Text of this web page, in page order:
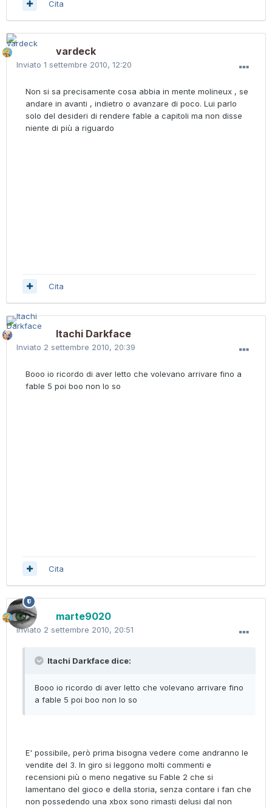
Cita
vardeck
Inviato 1 settembre 2010, 12:20
Non si sa precisamente cosa abbia in mente molineux , se
andare in avanti , indietro o avanzare di poco. Lui parlo
solo del desideri di rendere fable a capitoli ma non disse
niente di più a riguardo
Cita
Itachi Darkface
Inviato 2 settembre 2010, 20:39
Booo io ricordo di aver letto che volevano arrivare fino a
fable 5 poi boo non lo so
Cita
marte9020
Inviato 2 settembre 2010, 20:51
Itachi Darkface dice:
Booo io ricordo di aver letto che volevano arrivare fino
a fable 5 poi boo non lo so
E' possibile, però prima bisogna vedere come andranno le
vendite del 3. In giro si leggono molti commenti e
recensioni più o meno negative su Fable 2 che si
lamentano del gioco e della storia, senza contare i fan che
non possedendo una xbox sono rimasti delusi dal non